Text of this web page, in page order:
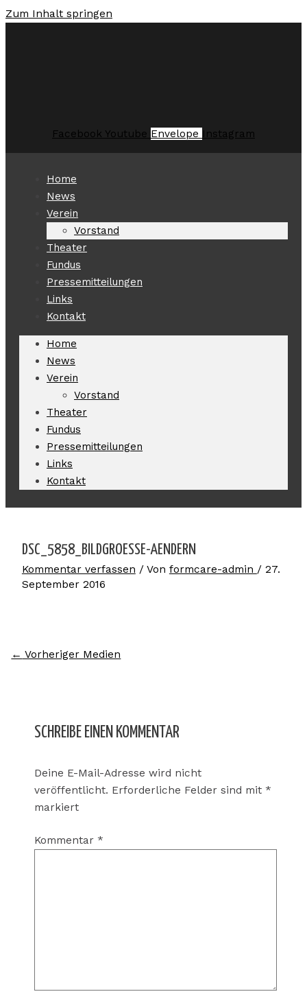
Zum Inhalt springen
Facebook Youtube Envelope Instagram
Home
News
Verein
Vorstand
Theater
Fundus
Pressemitteilungen
Links
Kontakt
Home
News
Verein
Vorstand
Theater
Fundus
Pressemitteilungen
Links
Kontakt
DSC_5858_BILDGROESSE-AENDERN
Kommentar verfassen / Von formcare-admin / 27.
September 2016
← Vorheriger Medien
SCHREIBE EINEN KOMMENTAR
Deine E-Mail-Adresse wird nicht
veröffentlicht. Erforderliche Felder sind mit *
markiert
Kommentar *